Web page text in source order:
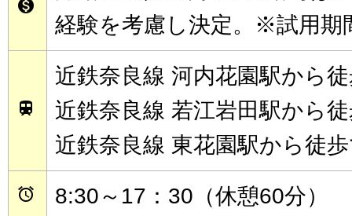

経験を考慮し決定。※試用期

近鉄奈良線 河内花園駅から
近鉄奈良線 若江岩田駅から
近鉄奈良線 東花園駅から徒
 8:30～17：30（休憩60分）